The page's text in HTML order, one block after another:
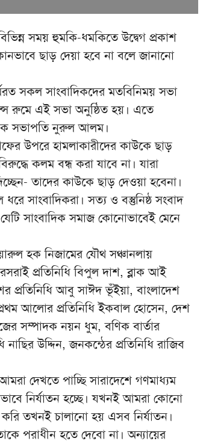
সময় হুমকি-ধমকিতে উদ্বেগ প্রকাশ
ছাড় দেয়া হবে না বলে জানানো
সকল সাংবাদিকদের মতবিনিময় সভা
রুমে এই সভা অনুষ্ঠিত হয়। এতে
সভাপতি নুরুল আলম।
উপরে হামলাকারীদের কাউকে ছাড়
কলম বন্ধ করা যাবে না। যারা
তাদের কাউকে ছাড় দেওয়া হবেনা।
সাংবাদিকরা। সত্য ও বস্তুনিষ্ঠ সংবাদ
সাংবাদিক সমাজ কোনোভাবেই মেনে
হক নিজামের যৌথ সঞ্চানলায়
প্রতিনিধি বিপুল দাশ, ব্লাক আই
আবু সাঈদ ভূঁইয়া, বাংলাদেশ
আলোর প্রতিনিধি ইকবাল হোসেন, দেশ
সম্পাদক নয়ন ধুম, বণিক বার্তার
নাছির উদ্দিন, জনকন্ঠের প্রতিনিধি রাজিব
দেখতে পাচ্ছি সারাদেশে গণমাধ্যম
নির্যাতন হচ্ছে। যখনই আমরা কোনো
করি তখনই চালানো হয় এসব নির্যাতন।
পরাধীন হতে দেবো না। অন্যায়ের